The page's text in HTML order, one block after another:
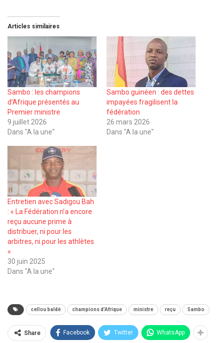
Articles similaires
Sambo : les champions
d’Afrique présentés au
Premier ministre
9 juillet 2026
Dans "A la une"
Sambo guinéen : des dettes
impayées fragilisent la
fédération
26 mars 2026
Dans "A la une"
Entretien avec Sadigou Bah
: « La Fédération n’a encore
reçu aucune prime à
distribuer, ni pour les
arbitres, ni pour les athlètes
»
30 juin 2025
Dans "A la une"
cellou baldé champions d’Afrique ministre reçu Sambo
Share Facebook Twitter WhatsApp